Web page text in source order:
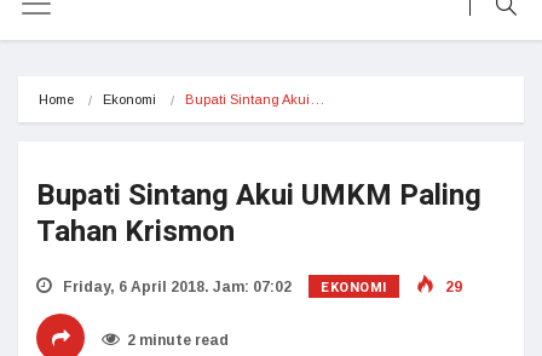
Home Ekonomi Bupati Sintang Akui…
Bupati Sintang Akui UMKM Paling
Tahan Krismon
Friday, 6 April 2018. Jam: 07:02 EKONOMI 29
2 minute read